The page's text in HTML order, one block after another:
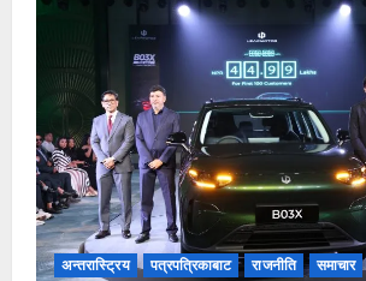
अन्तरास्ट्रिय पत्रपत्रिकाबाट राजनीति समाचार